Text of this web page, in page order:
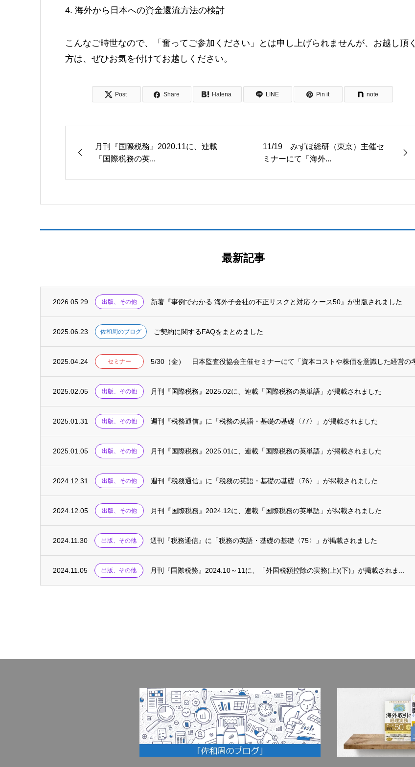
4. 海外から日本への資金還流方法の検討
こんなご時世なので、「奮ってご参加ください」とは申し上げられませんが、お越し頂く
方は、ぜひお気を付けてお越しください。
Post Share Hatena LINE Pin it note
月刊『国際税務』2020.11に、連載
「国際税務の英...
11/19 みずほ総研（東京）主催セ
ミナーにて「海外...
最新記事
2026.05.29 出版、その他 新著『事例でわかる 海外子会社の不正リスクと対応 ケース50』が出版されました
2025.06.23 佐和周のブログ ご契約に関するFAQをまとめました
2025.04.24 セミナー
2025.02.05 出版、その他 月刊『国際税務』2025.02に、連載「国際税務の英単語」が掲載されました
2025.01.31 出版、その他 週刊『税務通信』に「税務の英語・基礎の基礎〈77〉」が掲載されました
2025.01.05 出版、その他 月刊『国際税務』2025.01に、連載「国際税務の英単語」が掲載されました
2024.12.31 出版、その他 週刊『税務通信』に「税務の英語・基礎の基礎〈76〉」が掲載されました
2024.12.05 出版、その他 月刊『国際税務』2024.12に、連載「国際税務の英単語」が掲載されました
2024.11.30 出版、その他 週刊『税務通信』に「税務の英語・基礎の基礎〈75〉」が掲載されました
2024.11.05 出版、その他 月刊『国際税務』2024.10～11に、「外国税額控除の実務(上)(下)」が掲載されま...